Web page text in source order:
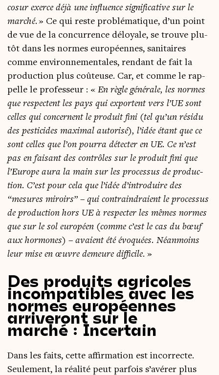
co­sur exerce déjà une influence signi­fi­ca­tive sur le
mar­ché. » Ce qui reste pro­blé­ma­tique, d’un point
de vue de la concur­rence déloyale, se trouve plu­
tôt dans les normes euro­péennes, sani­taires
comme envi­ron­ne­men­tales, ren­dant de fait la
pro­duc­tion plus coû­teuse. Car, et comme le rap­
pelle le pro­fes­seur : « En règle géné­rale, les normes
que res­pectent les pays qui exportent vers l’UE sont
celles qui concernent le pro­duit fini (tel qu’un rési­du
des pes­ti­cides maxi­mal auto­ri­sé), l’idée étant que ce
sont celles que l’on pour­ra détec­ter en UE. Ce n’est
pas en fai­sant des contrôles sur le pro­duit fini que
l’Europe aura la main sur les pro­ces­sus de pro­duc­
tion. C’est pour cela que l’idée d’introduire des
“mesures miroirs” – qui contrain­draient le pro­ces­sus
de pro­duc­tion hors UE à res­pec­ter les mêmes normes
que sur le sol euro­péen (comme c’est le cas du bœuf
aux hor­mones) – avaient été évo­quées. Néan­moins
leur mise en œuvre demeure dif­fi­cile. »
Des produits agricoles
incompatibles avec les
normes européennes
arriveront sur le
marché : Incertain
Dans les faits, cette affir­ma­tion est incor­recte.
Seule­ment, la réa­li­té peut par­fois s’avérer plus